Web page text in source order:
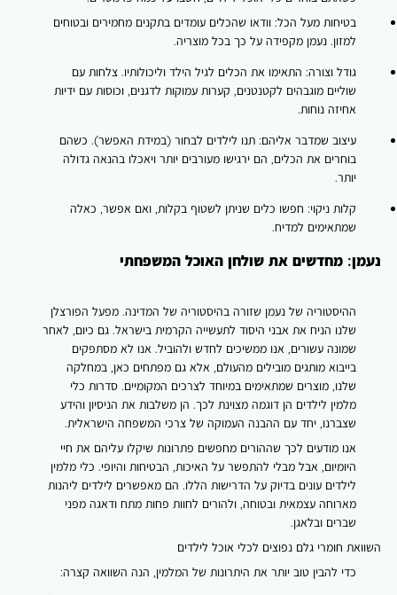
בטיחות מעל הכל: וודאו שהכלים עומדים בתקנים מחמירים ובטוחים
למזון. נעמן מקפידה על כך בכל מוצריה.
גודל וצורה: התאימו את הכלים לגיל הילד וליכולותיו. צלחות עם
שוליים מוגבהים לקטנטנים, קערות עמוקות לדגנים, וכוסות עם ידיות
אחיזה נוחות.
עיצוב שמדבר אליהם: תנו לילדים לבחור (במידת האפשר). כשהם
בוחרים את הכלים, הם ירגישו מעורבים יותר ויאכלו בהנאה גדולה
יותר.
קלות ניקוי: חפשו כלים שניתן לשטוף בקלות, ואם אפשר, כאלה
שמתאימים למדיח.
נעמן: מחדשים את שולחן האוכל המשפחתי
ההיסטוריה של נעמן שזורה בהיסטוריה של המדינה. מפעל הפורצלן
שלנו הניח את אבני היסוד לתעשייה הקרמית בישראל. גם כיום, לאחר
שמונה עשורים, אנו ממשיכים לחדש ולהוביל. אנו לא מסתפקים
בייבוא מותגים מובילים מהעולם, אלא גם מפתחים כאן, במחלקה
שלנו, מוצרים שמתאימים במיוחד לצרכים המקומיים. סדרות כלי
מלמין לילדים הן דוגמה מצוינת לכך. הן משלבות את הניסיון והידע
שצברנו, יחד עם ההבנה העמוקה של צרכי המשפחה הישראלית.
אנו מודעים לכך שההורים מחפשים פתרונות שיקלו עליהם את חיי
היומיום, אבל מבלי להתפשר על האיכות, הבטיחות והיופי. כלי מלמין
לילדים עונים בדיוק על הדרישות הללו. הם מאפשרים לילדים ליהנות
מארוחה עצמאית ובטוחה, ולהורים לחוות פחות מתח ודאגה מפני
שברים ובלאגן.
השוואת חומרי גלם נפוצים לכלי אוכל לילדים
כדי להבין טוב יותר את היתרונות של המלמין, הנה השוואה קצרה: